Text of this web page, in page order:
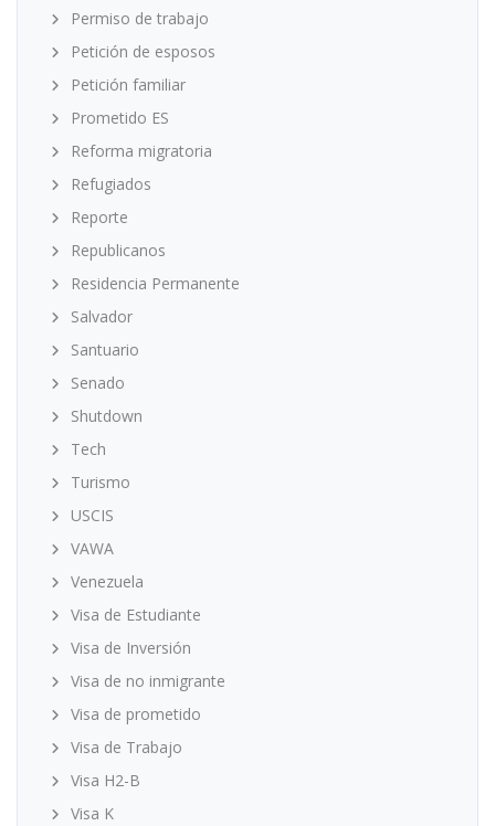
Permiso de trabajo
Petición de esposos
Petición familiar
Prometido ES
Reforma migratoria
Refugiados
Reporte
Republicanos
Residencia Permanente
Salvador
Santuario
Senado
Shutdown
Tech
Turismo
USCIS
VAWA
Venezuela
Visa de Estudiante
Visa de Inversión
Visa de no inmigrante
Visa de prometido
Visa de Trabajo
Visa H2-B
Visa K